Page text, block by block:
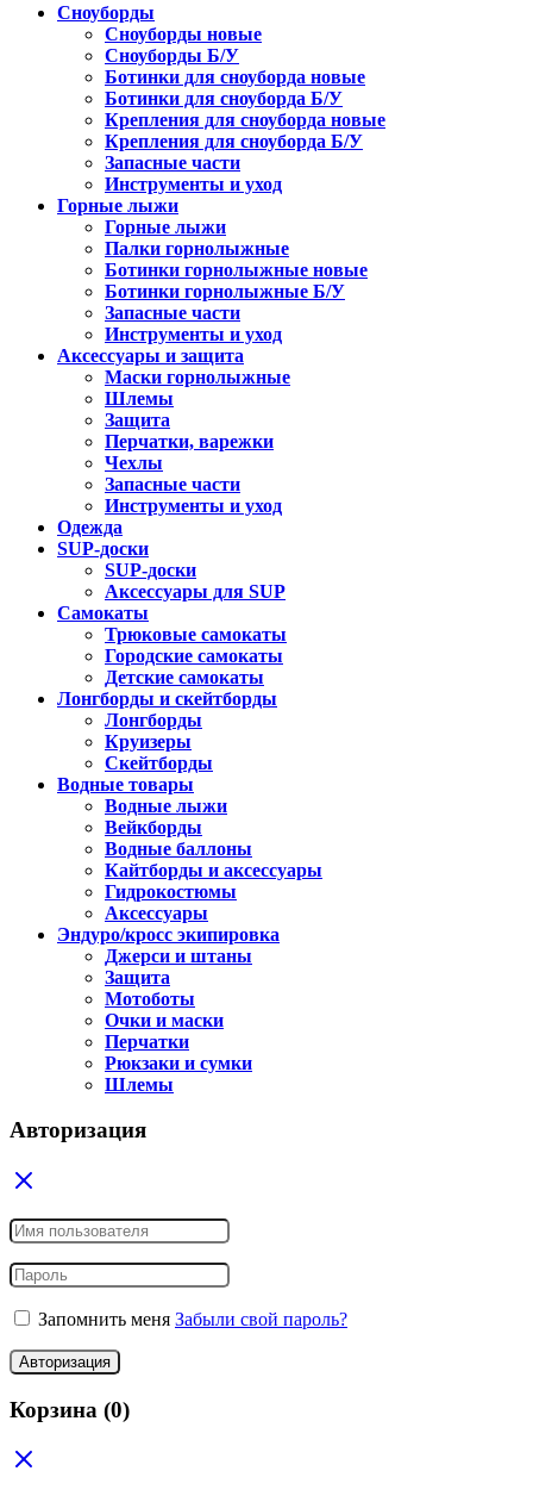
Сноуборды
Сноуборды новые
Сноуборды Б/У
Ботинки для сноуборда новые
Ботинки для сноуборда Б/У
Крепления для сноуборда новые
Крепления для сноуборда Б/У
Запасные части
Инструменты и уход
Горные лыжи
Горные лыжи
Палки горнолыжные
Ботинки горнолыжные новые
Ботинки горнолыжные Б/У
Запасные части
Инструменты и уход
Аксессуары и защита
Маски горнолыжные
Шлемы
Защита
Перчатки, варежки
Чехлы
Запасные части
Инструменты и уход
Одежда
SUP-доски
SUP-доски
Аксессуары для SUP
Самокаты
Трюковые самокаты
Городские самокаты
Детские самокаты
Лонгборды и скейтборды
Лонгборды
Круизеры
Скейтборды
Водные товары
Водные лыжи
Вейкборды
Водные баллоны
Кайтборды и аксессуары
Гидрокостюмы
Аксессуары
Эндуро/кросс экипировка
Джерси и штаны
Защита
Мотоботы
Очки и маски
Перчатки
Рюкзаки и сумки
Шлемы
Авторизация
Запомнить меня Забыли свой пароль?
Авторизация
Корзина (0)